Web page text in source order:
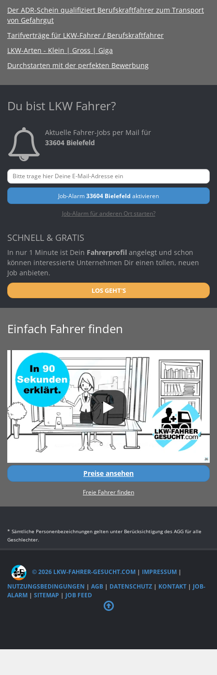
Der ADR-Schein qualifiziert Berufskraftfahrer zum Transport
von Gefahrgut
Tarifverträge für LKW-Fahrer / Berufskraftfahrer
LKW-Arten - Klein | Gross | Giga
Durchstarten mit der perfekten Bewerbung
Du bist LKW Fahrer?
Aktuelle Fahrer-Jobs per Mail für
33604 Bielefeld
Job-Alarm33604 Bielefeld aktivieren
Job-Alarm für anderen Ort starten?
SCHNELL & GRATIS
In nur 1 Minute ist Dein Fahrerprofil angelegt und schon
können interessierte Unternehmen Dir einen tollen, neuen
Job anbieten.
LOS GEHT'S
Einfach Fahrer finden
Preise ansehen
Freie Fahrer finden
* Sämtliche Personenbezeichnungen gelten unter Berücksichtigung des AGG für alle
Geschlechter.
© 2026 LKW-FAHRER-GESUCHT.COM | IMPRESSUM |
NUTZUNGSBEDINGUNGEN | AGB | DATENSCHUTZ | KONTAKT | JOB-
ALARM | SITEMAP | JOB FEED